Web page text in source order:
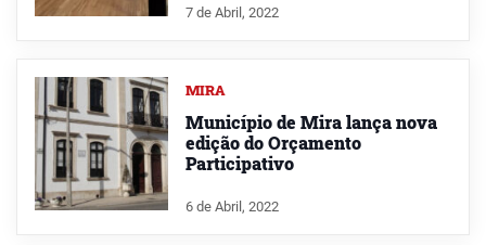
7 de Abril, 2022
MIRA
Município de Mira lança nova
edição do Orçamento
Participativo
6 de Abril, 2022